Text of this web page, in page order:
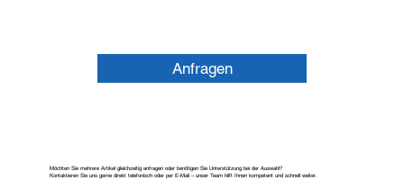
Anfragen
Möchten Sie mehrere Artikel gleichzeitig anfragen oder benötigen Sie Unterstützung bei der Auswahl?
Kontaktieren Sie uns gerne direkt telefonisch oder per E-Mail – unser Team hilft Ihnen kompetent und schnell weiter.